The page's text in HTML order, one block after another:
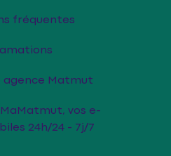
fréquentes
agence Matmut
vos e-
24h/24 - 7j/7